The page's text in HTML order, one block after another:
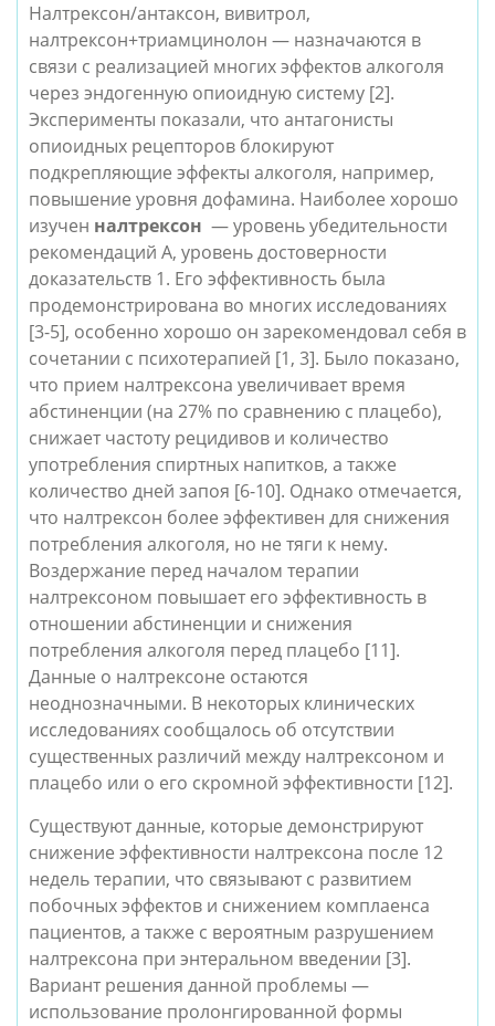
Налтрексон/антаксон, вивитрол,
налтрексон+триамцинолон — назначаются в
связи с реализацией многих эффектов алкоголя
через эндогенную опиоидную систему [2].
Эксперименты показали, что антагонисты
опиоидных рецепторов блокируют
подкрепляющие эффекты алкоголя, например,
повышение уровня дофамина. Наиболее хорошо
изучен налтрексон — уровень убедительности
рекомендаций А, уровень достоверности
доказательств 1. Его эффективность была
продемонстрирована во многих исследованиях
[3-5], особенно хорошо он зарекомендовал себя в
сочетании с психотерапией [1, 3]. Было показано,
что прием налтрексона увеличивает время
абстиненции (на 27% по сравнению с плацебо),
снижает частоту рецидивов и количество
употребления спиртных напитков, а также
количество дней запоя [6-10]. Однако отмечается,
что налтрексон более эффективен для снижения
потребления алкоголя, но не тяги к нему.
Воздержание перед началом терапии
налтрексоном повышает его эффективность в
отношении абстиненции и снижения
потребления алкоголя перед плацебо [11].
Данные о налтрексоне остаются
неоднозначными. В некоторых клинических
исследованиях сообщалось об отсутствии
существенных различий между налтрексоном и
плацебо или о его скромной эффективности [12].
Существуют данные, которые демонстрируют
снижение эффективности налтрексона после 12
недель терапии, что связывают с развитием
побочных эффектов и снижением комплаенса
пациентов, а также с вероятным разрушением
налтрексона при энтеральном введении [3]
Вариант решения данной проблемы —
использование пролонгированной формы